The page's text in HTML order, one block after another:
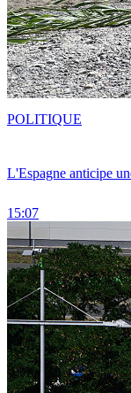
L'Espagne anticipe
15:07
POLITIQUE